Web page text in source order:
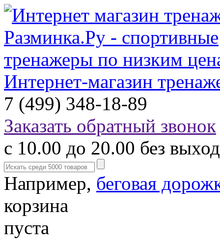
Интернет-магазин
7 (499) 348-18-89
Заказать обратный звонок
с 10.00 до 20.00 без
Например, беговая
корзина
пуста